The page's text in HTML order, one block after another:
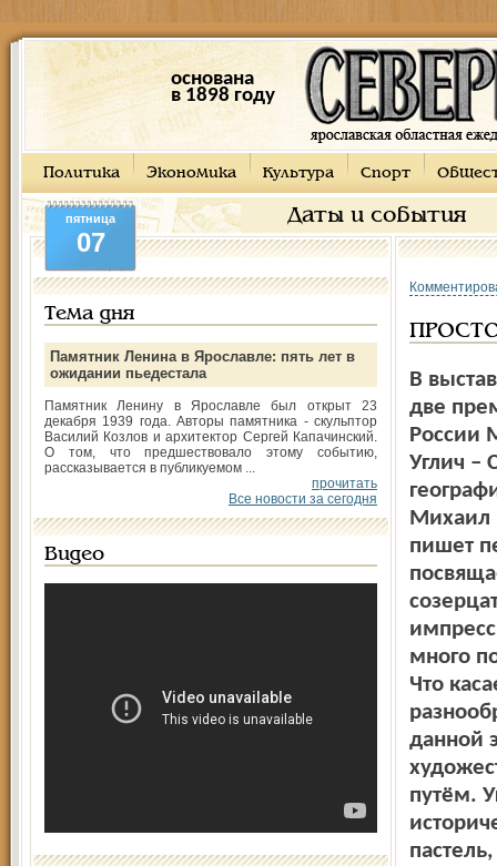
основана
в 1898 году
Политика Экономика Культура Спорт
Даты и события
пятница
07
Тема дня
Памятник Ленина в Ярославле: пять лет в
ожидании пьедестала
Памятник Ленину в Ярославле был открыт 23
декабря 1939 года. Авторы памятника - скульптор
Василий Козлов и архитектор Сергей Капачинский.
О том, что предшествовало этому событию,
рассказывается в публикуемом ...
прочитать
Все новости за сегодня
Видео
В
две
России
Углич –
Михаил
пишет
много
Что
данной
путём.